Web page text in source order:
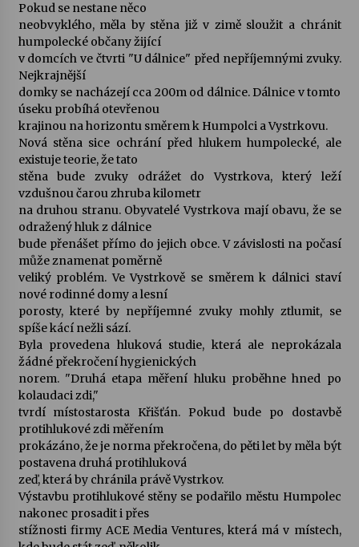
Letní koncerty ve Stromovce: Kolchoz a
Jenakaši
28. 7. 2026
Votavžatský ploty
23. 7. 2026
Letní koncerty ve Stromovce: Rufus Miller
22. 7. 2026
Vysočinka
17. 7. 2026
Ozvěny prázdnin
14. 7. 2026
odkaz Josefa Čapka
13. 7. 2026
Varhanní recitál Michala Novenka v Klášteře
Želiv
3. 7. 2026
Petr Adamec – Malovaný svět
Pokud se nestane něco
neobvyklého, měla by stěna již v zimě sloužit a chránit
humpolecké občany žijící
v domcích ve čtvrti "U dálnice" před nepříjemnými zvuky.
Nejkrajnější
domky se nacházejí cca 200m od dálnice. Dálnice v tomto
úseku probíhá otevřenou
krajinou na horizontu směrem k Humpolci a Vystrkovu.
Nová stěna sice ochrání před hlukem humpolecké, ale
existuje teorie, že tato
stěna bude zvuky odrážet do Vystrkova, který leží
vzdušnou čarou zhruba kilometr
na druhou stranu. Obyvatelé Vystrkova mají obavu, že se
odražený hluk z dálnice
bude přenášet přímo do jejich obce. V závislosti na počasí
může znamenat poměrně
veliký problém. Ve Vystrkově se směrem k dálnici staví
nové rodinné domy a lesní
porosty, které by nepříjemné zvuky mohly ztlumit, se
spíše kácí nežli sází.
Byla provedena hluková studie, která ale neprokázala
žádné překročení hygienických
norem. "Druhá etapa měření hluku proběhne hned po
kolaudaci zdi,"
tvrdí místostarosta Křišťán. Pokud bude po dostavbě
protihlukové zdi měřením
prokázáno, že je norma překročena, do pěti let by měla být
postavena druhá protihluková
zeď, která by chránila právě Vystrkov.
Výstavbu protihlukové stěny se podařilo městu Humpolec
nakonec prosadit i přes
stížnosti firmy ACE Media Ventures, která má v místech,